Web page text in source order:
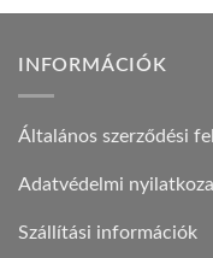
INFORMÁCIÓK
Általános szerződési
Adatvédelmi
Szállítási információk